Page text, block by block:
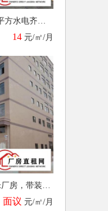
14元/㎡/月
笋！原房东400.500.700平米厂房，带装修，形象好 16
面议元/㎡/月